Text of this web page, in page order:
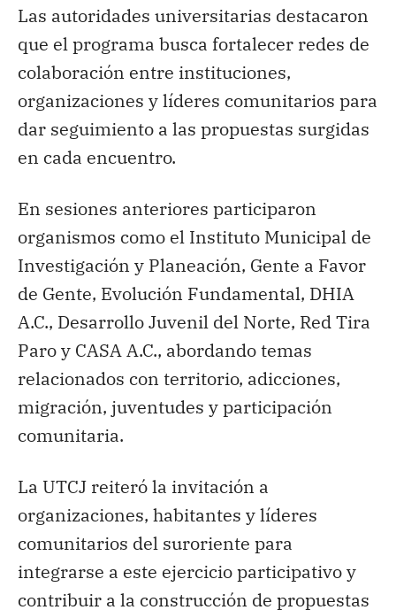
Las autoridades universitarias destacaron
que el programa busca fortalecer redes de
colaboración entre instituciones,
organizaciones y líderes comunitarios para
dar seguimiento a las propuestas surgidas
en cada encuentro.
En sesiones anteriores participaron
organismos como el Instituto Municipal de
Investigación y Planeación, Gente a Favor
de Gente, Evolución Fundamental, DHIA
A.C., Desarrollo Juvenil del Norte, Red Tira
Paro y CASA A.C., abordando temas
relacionados con territorio, adicciones,
migración, juventudes y participación
comunitaria.
La UTCJ reiteró la invitación a
organizaciones, habitantes y líderes
comunitarios del suroriente para
integrarse a este ejercicio participativo y
contribuir a la construcción de propuestas